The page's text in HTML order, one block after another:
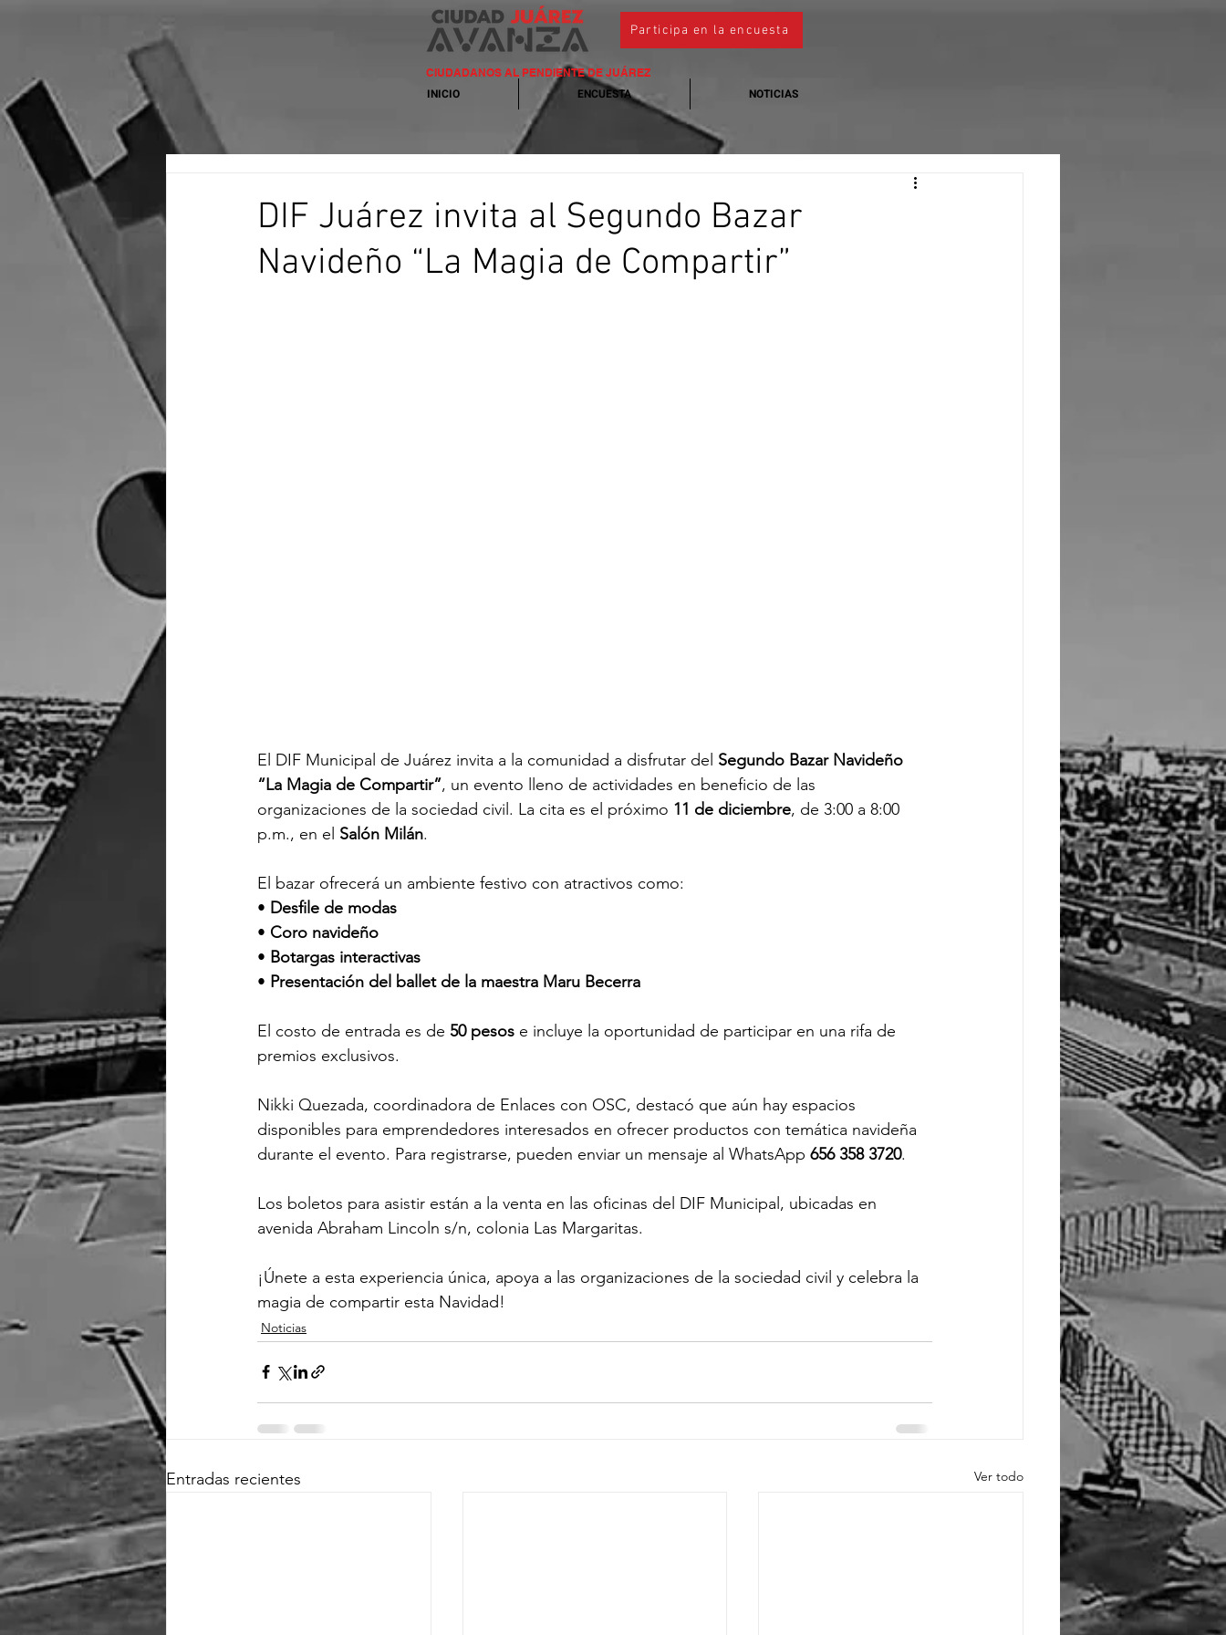
Participa en la encuesta
CIUDADANOS AL PENDIENTE DE JUÁREZ
INICIO ENCUESTA NOTICIAS
DIF Juárez invita al Segundo Bazar
Navideño “La Magia de Compartir”
El DIF Municipal de Juárez invita a la comunidad a disfrutar del Segundo Bazar Navideño
“La Magia de Compartir”, un evento lleno de actividades en beneficio de las
organizaciones de la sociedad civil. La cita es el próximo 11 de diciembre, de 3:00 a 8:00
p.m., en el Salón Milán.
El bazar ofrecerá un ambiente festivo con atractivos como:
• Desfile de modas
• Coro navideño
• Botargas interactivas
• Presentación del ballet de la maestra Maru Becerra
El costo de entrada es de 50 pesos e incluye la oportunidad de participar en una rifa de
premios exclusivos.
Nikki Quezada, coordinadora de Enlaces con OSC, destacó que aún hay espacios
disponibles para emprendedores interesados en ofrecer productos con temática navideña
durante el evento. Para registrarse, pueden enviar un mensaje al WhatsApp 656 358 3720.
Los boletos para asistir están a la venta en las oficinas del DIF Municipal, ubicadas en
avenida Abraham Lincoln s/n, colonia Las Margaritas.
¡Únete a esta experiencia única, apoya a las organizaciones de la sociedad civil y celebra la
magia de compartir esta Navidad!
Noticias
Entradas recientes Ver todo